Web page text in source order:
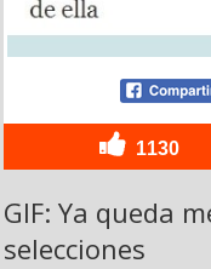
1130
GIF: Ya queda
selecciones